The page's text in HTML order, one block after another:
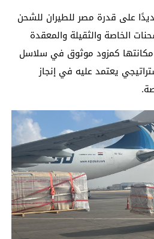
على قدرة مصر للطيران للشحن
الخاصة والثقيلة والمعقدة
مكانتها كمزود موثوق في سلاسل
يعتمد عليه في إنجاز